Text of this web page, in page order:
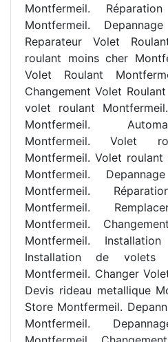
Montfermeil.
Montfermeil.
Reparateur Volet
roulant moins cher
Volet Roulant
Changement Volet
volet roulant
Montfermeil.
Montfermeil. Volet
Montfermeil. Volet
Montfermeil.
Montfermeil.
Montfermeil.
Montfermeil.
Montfermeil.
Installation de volets
Montfermeil. Changer
Devis rideau metallique
Store Montfermeil.
Montfermeil.